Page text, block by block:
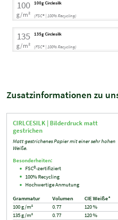
100
g/m²
100g Circlesilk
(FSC® | 100% Recycling)
135
g/m²
135g Circlesilk
(FSC® | 100% Recycling)
Zusatzinformationen zu
CIRLCESILK | Bilderdruck matt
gestrichen
Matt gestrichenes Papier mit einer sehr hohen
Weiße.
Besonderheiten:
FSC®-zertifiziert
100% Recycling
Hochwertige Anmutung
Grammatur Volumen
CIE Weiße*
100 g/m²
0.77
120 %
135 g/m²
0.77 120 %